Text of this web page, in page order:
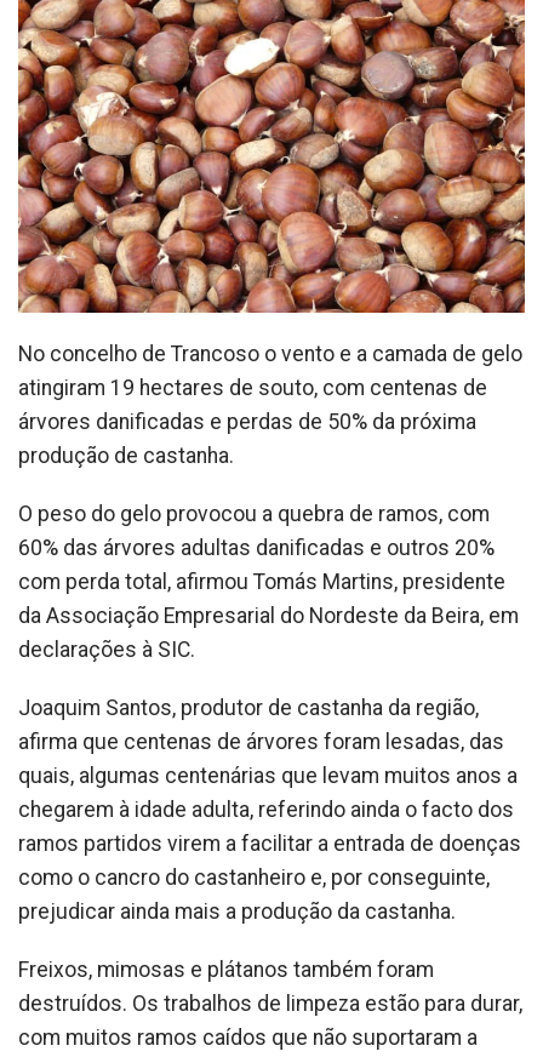
No concelho de Trancoso o vento e a camada de gelo
atingiram 19 hectares de souto, com centenas de
árvores danificadas e perdas de 50% da próxima
produção de castanha.
O peso do gelo provocou a quebra de ramos, com
60% das árvores adultas danificadas e outros 20%
com perda total, afirmou Tomás Martins, presidente
da Associação Empresarial do Nordeste da Beira, em
declarações à SIC.
Joaquim Santos, produtor de castanha da região,
afirma que centenas de árvores foram lesadas, das
quais, algumas centenárias que levam muitos anos a
chegarem à idade adulta, referindo ainda o facto dos
ramos partidos virem a facilitar a entrada de doenças
como o cancro do castanheiro e, por conseguinte,
prejudicar ainda mais a produção da castanha.
Freixos, mimosas e plátanos também foram
destruídos. Os trabalhos de limpeza estão para durar,
com muitos ramos caídos que não suportaram a